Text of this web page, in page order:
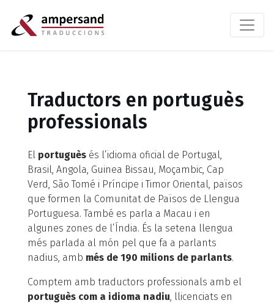
Traductors en portuguès
professionals
El portuguès és l’idioma oficial de Portugal,
Brasil, Angola, Guinea Bissau, Moçambic, Cap
Verd, São Tomé i Príncipe i Timor Oriental, països
que formen la Comunitat de Països de Llengua
Portuguesa. També es parla a Macau i en
algunes zones de l’Índia. És la setena llengua
més parlada al món pel que fa a parlants
nadius, amb més de 190 milions de parlants.
Comptem amb traductors professionals amb el
portuguès com a idioma nadiu, llicenciats en